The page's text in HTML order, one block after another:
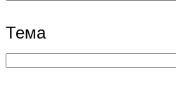
Тема